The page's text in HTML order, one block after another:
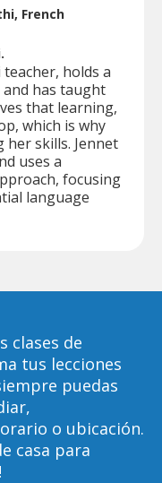
French
holds a
and has taught
that learning,
which is why
skills. Jennet
uses a
focusing
language
clases de
tus lecciones
puedas
o ubicación.
casa para